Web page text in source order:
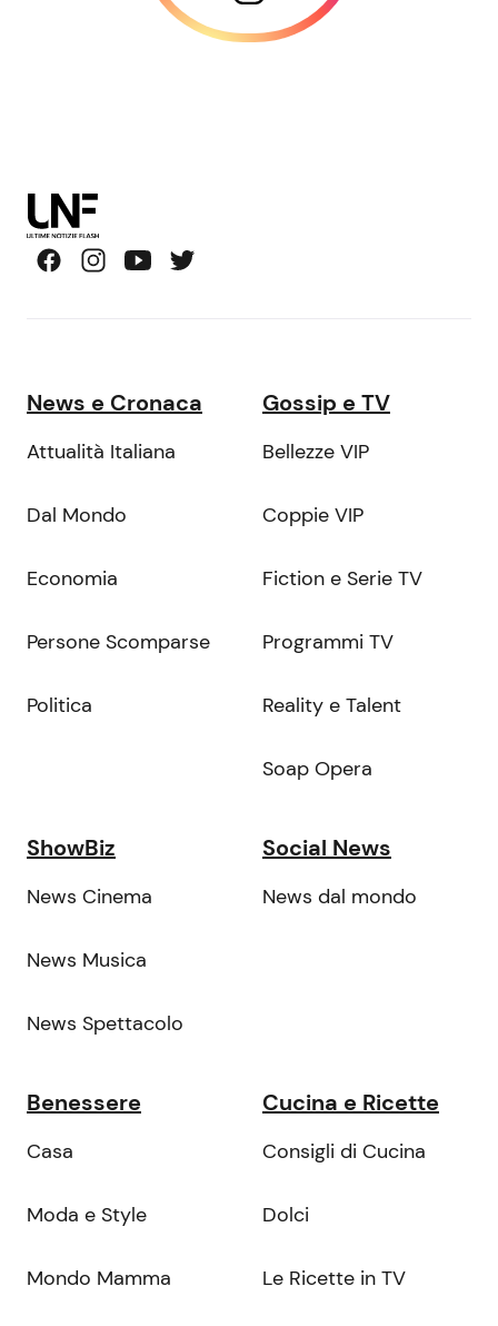
News e Cronaca
Attualità Italiana
Dal Mondo
Economia
Persone Scomparse
Politica
Gossip e TV
Bellezze VIP
Coppie VIP
Fiction e Serie TV
Programmi TV
Reality e Talent
Soap Opera
ShowBiz
News Cinema
News Musica
News Spettacolo
Social News
News dal mondo
Benessere
Casa
Moda e Style
Mondo Mamma
Cucina e Ricette
Consigli di Cucina
Dolci
Le Ricette in TV